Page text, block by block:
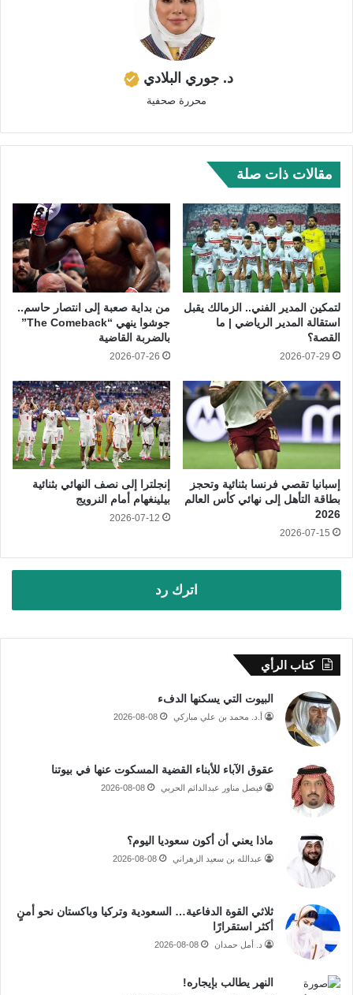
د. جوري البلادي
محررة صحفية
مقالات ذات صلة
لتمكين المدير الفني.. الزمالك يقبل
استقالة المدير الرياضي | ما
القصة؟
2026-07-29
من بداية صعبة إلى انتصار حاسم..
جوشوا ينهي “The Comeback”
بالضربة القاضية
2026-07-26
إسبانيا تقصي فرنسا بثنائية وتحجز
بطاقة التأهل إلى نهائي كأس العالم
2026
2026-07-15
إنجلترا إلى نصف النهائي بثنائية
بيلينغهام أمام النرويج
2026-07-12
اترك رد
كتاب الرأي
البيوت التي يسكنها الدفء
أ.د. محمد بن علي مباركي 2026-08-08
عقوق الآباء للأبناء القضية المسكوت عنها في بيوتنا
فيصل مناور عبدالدائم الحربي 2026-08-08
ماذا يعني أن أكون سعوديا اليوم؟
عبدالله بن سعيد الزهراني 2026-08-08
ثلاثي القوة الدفاعية… السعودية وتركيا وباكستان نحو أمنٍ
أكثر استقرارًا
د. أمل حمدان 2026-08-08
النهر يطالب بإيجاره!